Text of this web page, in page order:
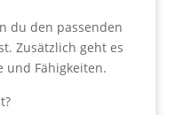
du den passenden
Zusätzlich geht es
und Fähigkeiten.